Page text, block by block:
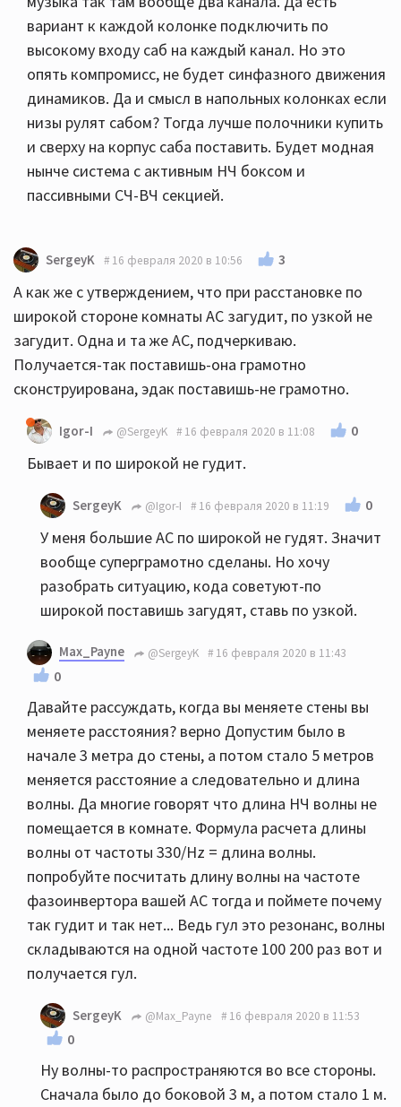
вариант к каждой колонке подключить по
высокому входу саб на каждый канал. Но это
опять компромисс, не будет синфазного движения
динамиков. Да и смысл в напольных колонках если
низы рулят сабом? Тогда лучше полочники купить
и сверху на корпус саба поставить. Будет модная
нынче система с активным НЧ боксом и
пассивными СЧ-ВЧ секцией.
SergeyK 16 февраля 2020 в 10:56 3
А как же с утверждением, что при расстановке по
широкой стороне комнаты АС загудит, по узкой не
загудит. Одна и та же АС, подчеркиваю.
Получается-так поставишь-она грамотно
сконструирована, эдак поставишь-не грамотно.
Igor-I @SergeyK 16 февраля 2020 в 11:08 0
Бывает и по широкой не гудит.
SergeyK @Igor-I 16 февраля 2020 в 11:19 0
У меня большие АС по широкой не гудят. Значит
вообще суперграмотно сделаны. Но хочу
разобрать ситуацию, кода советуют-по
широкой поставишь загудят, ставь по узкой.
Max_Payne @SergeyK 16 февраля 2020 в 11:43
0
Давайте рассуждать, когда вы меняете стены вы
меняете расстояния? верно Допустим было в
начале 3 метра до стены, а потом стало 5 метров
меняется расстояние а следовательно и длина
волны. Да многие говорят что длина НЧ волны не
помещается в комнате. Формула расчета длины
волны от частоты 330/Hz = длина волны.
попробуйте посчитать длину волны на частоте
фазоинвертора вашей АС тогда и поймете почему
так гудит и так нет... Ведь гул это резонанс, волны
складываются на одной частоте 100 200 раз вот и
получается гул.
SergeyK @Max_Payne 16 февраля 2020 в 11:53
0
Ну волны-то распространяются во все стороны.
Сначала было до боковой 3 м, а потом стало 1 м.